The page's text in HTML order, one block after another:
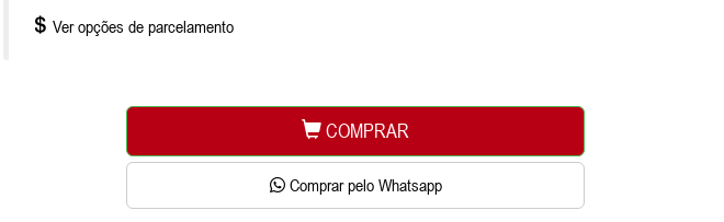
Ver opções de parcelamento
COMPRAR
Comprar pelo Whatsapp